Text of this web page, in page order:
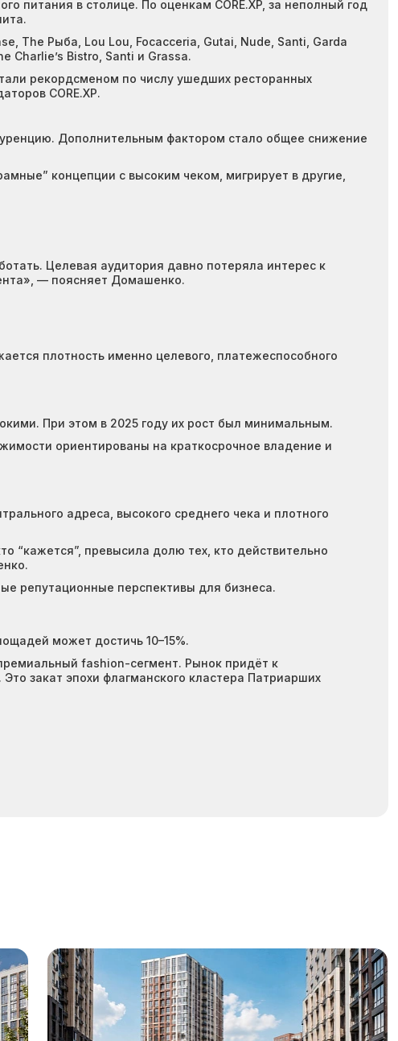
питания в столице. По оценкам CORE.XP, за неполный год
The Рыба, Lou Lou, Focacceria, Gutai, Nude, Santi, Garda
Charlie’s Bistro, Santi и Grassa.
рекордсменом по числу ушедших ресторанных
CORE.XP.
Дополнительным фактором стало общее снижение
концепции с высоким чеком, мигрирует в другие,
Целевая аудитория давно потеряла интерес к
— поясняет Домашенко.
плотность именно целевого, платежеспособного
При этом в 2025 году их рост был минимальным.
ориентированы на краткосрочное владение и
адреса, высокого среднего чека и плотного
“кажется”, превысила долю тех, кто действительно
репутационные перспективы для бизнеса.
может достичь 10–15%.
fashion-сегмент. Рынок придёт к
закат эпохи флагманского кластера Патриарших